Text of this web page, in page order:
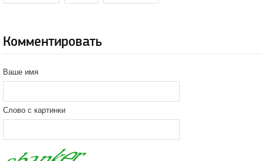
Комментировать
Ваше имя
Слово с картинки